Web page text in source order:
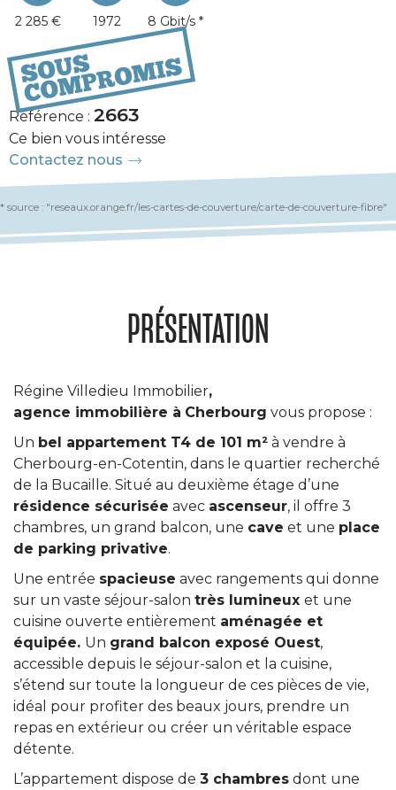
2 285 € 1972 8 Gbit/s *
265 000 €
Référence : 2663
Ce bien vous intéresse
Contactez nous
* source : "reseaux.orange.fr/les-cartes-de-couverture/carte-de-couverture-fibre"
PRÉSENTATION
Régine Villedieu Immobilier,
agence immobilière à Cherbourg vous propose :
Un bel appartement T4 de 101 m² à vendre à
Cherbourg-en-Cotentin, dans le quartier recherché
de la Bucaille. Situé au deuxième étage d’une
résidence sécurisée avec ascenseur, il offre 3
chambres, un grand balcon, une cave et une place
de parking privative.
Une entrée spacieuse avec rangements qui donne
sur un vaste séjour-salon très lumineux et une
cuisine ouverte entièrement aménagée et
équipée. Un grand balcon exposé Ouest,
accessible depuis le séjour-salon et la cuisine,
s’étend sur toute la longueur de ces pièces de vie,
idéal pour profiter des beaux jours, prendre un
repas en extérieur ou créer un véritable espace
détente.
L’appartement dispose de 3 chambres dont une